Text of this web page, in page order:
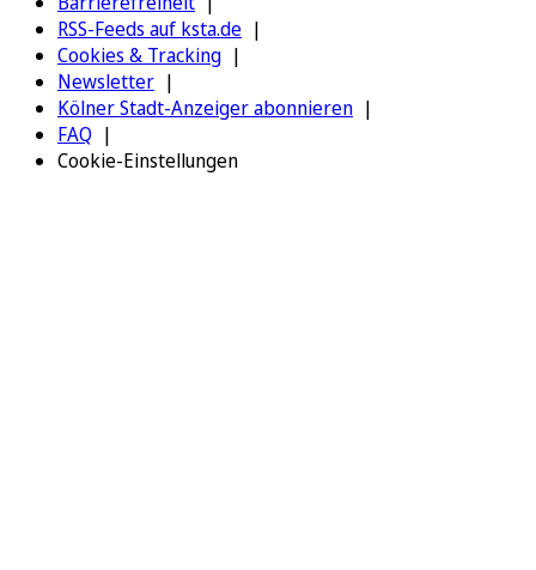
RSS-Feeds auf ksta.de
Cookies & Tracking
Newsletter
Kölner Stadt-Anzeiger abonnieren
FAQ
Cookie-Einstellungen